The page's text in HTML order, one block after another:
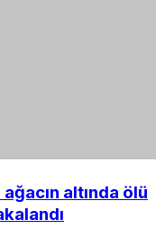
altında ölü